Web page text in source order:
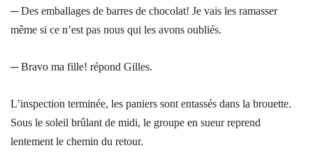
─ Des emballages de barres de chocolat! Je vais les ramasser
même si ce n’est pas nous qui les avons oubliés.
─ Bravo ma fille! répond Gilles.
L’inspection terminée, les paniers sont entassés dans la brouette.
Sous le soleil brûlant de midi, le groupe en sueur reprend
lentement le chemin du retour.